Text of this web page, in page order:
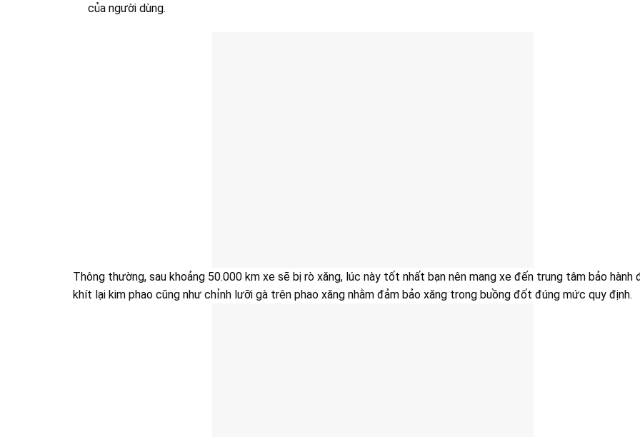
của người dùng.
Thông thường, sau khoảng 50.000 km xe sẽ bị rò xăng, lúc này tốt nhất bạn nên mang xe đến trung tâm bảo hành
khít lại kim phao cũng như chỉnh lưỡi gà trên phao xăng nhằm đảm bảo xăng trong buồng đốt đúng mức quy định.